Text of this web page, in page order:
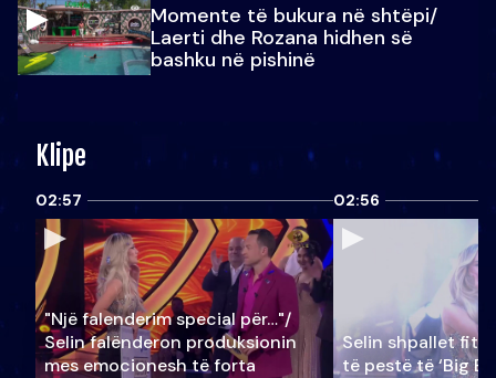
Momente të bukura në shtëpi/
Laerti dhe Rozana hidhen së
bashku në pishinë
Klipe
02:57
"Një falenderim special për…"/
Selin falënderon produksionin
mes emocionesh të forta
02:56
Selin shpallet
të pestë të ‘Big